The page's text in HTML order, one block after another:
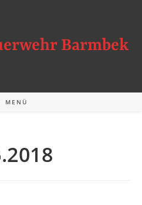
Barmbek
MENÜ